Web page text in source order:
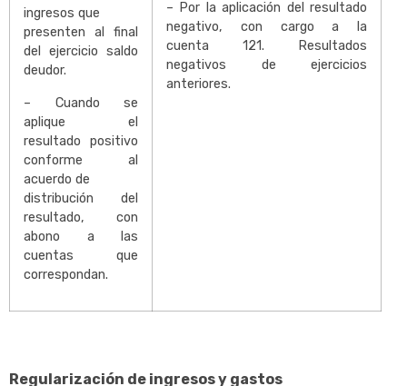
ingresos que
presenten al final
del ejercicio saldo
deudor.
– Cuando se
aplique el
resultado positivo
conforme al
acuerdo de
distribución del
resultado, con
abono a las
cuentas que
correspondan.
– Por la aplicación del resultado
negativo, con cargo a la
cuenta 121. Resultados
negativos de ejercicios
anteriores.
Regularización de ingresos y gastos